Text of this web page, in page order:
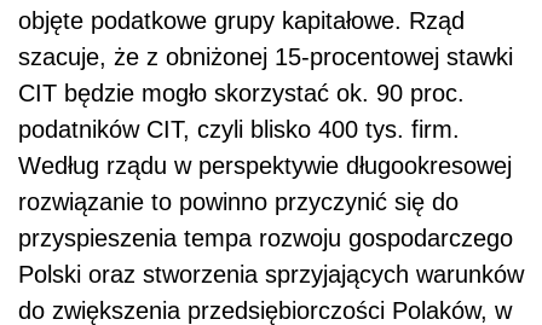
objęte podatkowe grupy kapitałowe. Rząd
szacuje, że z obniżonej 15-procentowej stawki
CIT będzie mogło skorzystać ok. 90 proc.
podatników CIT, czyli blisko 400 tys. firm.
Według rządu w perspektywie długookresowej
rozwiązanie to powinno przyczynić się do
przyspieszenia tempa rozwoju gospodarczego
Polski oraz stworzenia sprzyjających warunków
do zwiększenia przedsiębiorczości Polaków, w